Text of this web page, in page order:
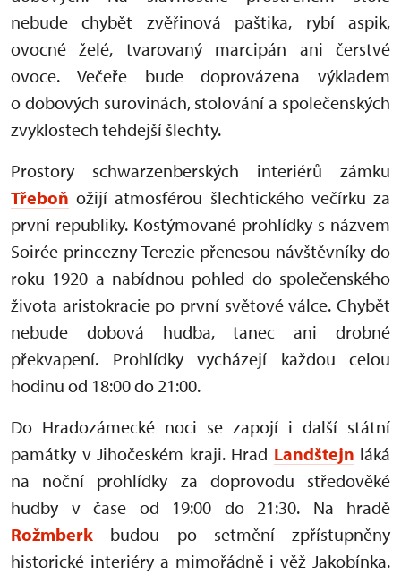
nebude chybět zvěřinová paštika, rybí aspik,
ovocné želé, tvarovaný marcipán ani čerstvé
ovoce. Večeře bude doprovázena výkladem
o dobových surovinách, stolování a společenských
zvyklostech tehdejší šlechty.
Prostory schwarzenberských interiérů zámku
Třeboň ožijí atmosférou šlechtického večírku za
první republiky. Kostýmované prohlídky s názvem
Soirée princezny Terezie přenesou návštěvníky do
roku 1920 a nabídnou pohled do společenského
života aristokracie po první světové válce. Chybět
nebude dobová hudba, tanec ani drobné
překvapení. Prohlídky vycházejí každou celou
hodinu od 18:00 do 21:00.
Do Hradozámecké noci se zapojí i další státní
památky v Jihočeském kraji. Hrad Landštejn láká
na noční prohlídky za doprovodu středověké
hudby v čase od 19:00 do 21:30. Na hradě
Rožmberk budou po setmění zpřístupněny
historické interiéry a mimořádně i věž Jakobínka.